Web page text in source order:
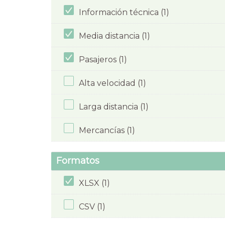
Información técnica (1)
Media distancia (1)
Pasajeros (1)
Alta velocidad (1)
Larga distancia (1)
Mercancías (1)
Formatos
XLSX (1)
CSV (1)